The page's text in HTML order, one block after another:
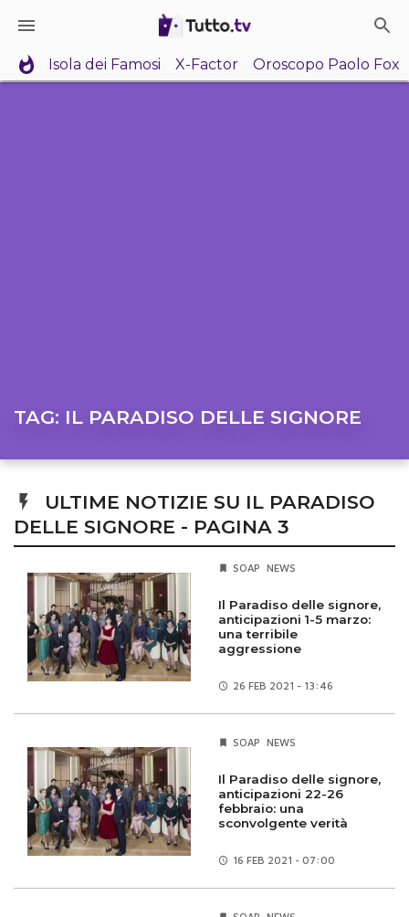
Isola dei Famosi X-Factor Oroscopo Paolo Fox
TAG: IL PARADISO DELLE SIGNORE
ULTIME NOTIZIE SU IL PARADISO
DELLE SIGNORE - PAGINA 3
SOAP NEWS
Il Paradiso delle signore,
anticipazioni 1-5 marzo:
una terribile
aggressione
26 FEB 2021 - 13:46
SOAP NEWS
Il Paradiso delle signore,
anticipazioni 22-26
febbraio: una
sconvolgente verità
16 FEB 2021 - 07:00